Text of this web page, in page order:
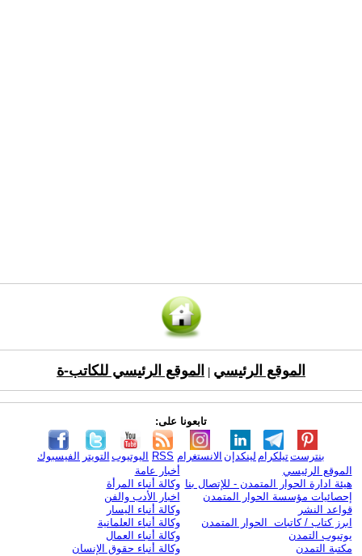
الموقع الرئيسي الموقع الرئيسي للكاتب-ة
تابعونا على:
الفيسبوك التويتر اليوتيوب RSS الانستغرام لينكدإن تيلكرامبنترست
الموقع الرئيسي
هيئة ادارة الحوار المتمدن - للإتصال بنا
إحصائيات مؤسسة الحوار المتمدن
قواعد النشر
ابرز كتاب / كاتبات الحوار المتمدن
يوتيوب التمدن
مكتبة التمدن
أخبار عامة
وكالة أنباء المرأة
اخبار الأدب والفن
وكالة أنباء اليسار
وكالة أنباء العلمانية
وكالة أنباء العمال
وكالة أنباء حقوق الإنسان